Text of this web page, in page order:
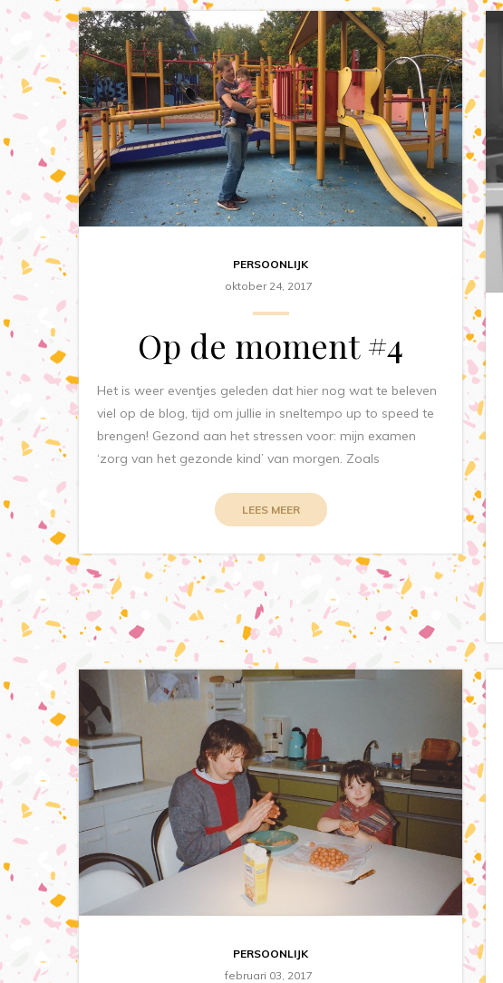
PERSOONLIJK
oktober 24, 2017
Op de moment #4
Het is weer eventjes geleden dat hier nog wat te beleven
viel op de blog, tijd om jullie in sneltempo up to speed te
brengen! Gezond aan het stressen voor: mijn examen
‘zorg van het gezonde kind’ van morgen. Zoals
LEES MEER
PERSOONLIJK
februari 03, 2017